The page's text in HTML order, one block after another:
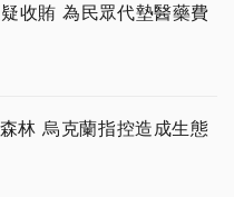
收賄 為民眾代墊醫藥費
林 烏克蘭指控造成生態